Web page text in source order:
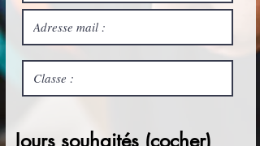
Jours souhaités (cocher)